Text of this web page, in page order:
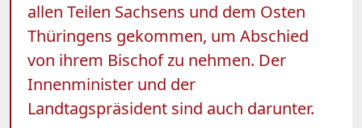
allen Teilen Sachsens und dem Osten
Thüringens gekommen, um Abschied
von ihrem Bischof zu nehmen. Der
Innenminister und der
Landtagspräsident sind auch darunter.